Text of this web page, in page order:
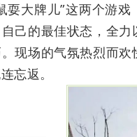
大牌儿”这两个游戏
己的最佳状态，全
现场的气氛热烈而
忘返。